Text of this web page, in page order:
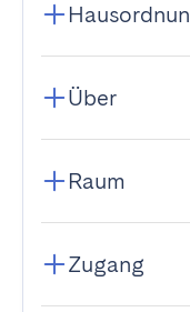
Über
Raum
Zugang